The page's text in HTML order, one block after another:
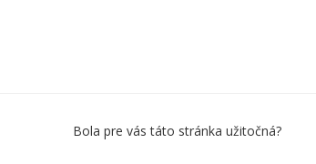
Bola pre vás táto stránka užitočná?